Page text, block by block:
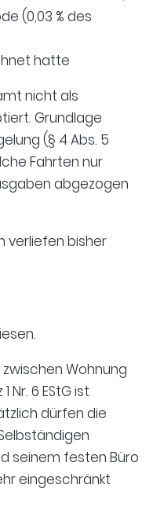
(0,03 % des
hatte
nicht als
Grundlage
(§ 4 Abs. 5
Fahrten nur
abgezogen
verliefen bisher
Wohnung
Nr. 6 EStG ist
dürfen die
seinem festen Büro
eingeschränkt